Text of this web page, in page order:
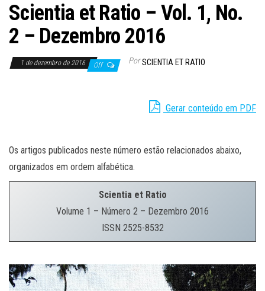
Scientia et Ratio – Vol. 1, No.
2 – Dezembro 2016
1 de dezembro de 2016 Off Por SCIENTIA ET RATIO
Gerar conteúdo em PDF
Os artigos publicados neste número estão relacionados abaixo,
organizados em ordem alfabética.
Scientia et Ratio
Volume 1 – Número 2 – Dezembro 2016
ISSN 2525-8532